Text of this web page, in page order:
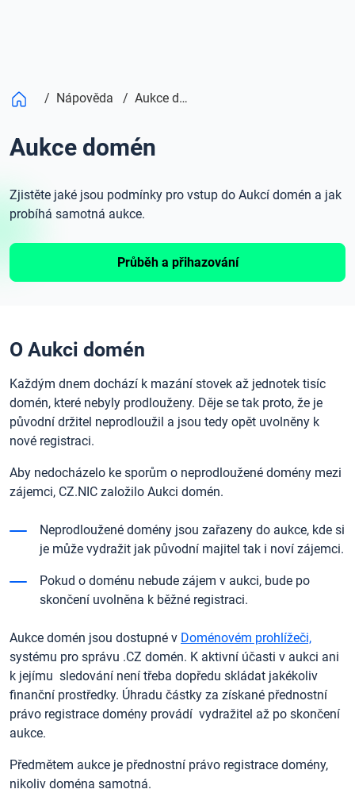
/ Nápověda / Aukce domén
Aukce domén
Zjistěte jaké jsou podmínky pro vstup do Aukcí domén a jak
probíhá samotná aukce.
Průběh a přihazování
O Aukci domén
Každým dnem dochází k mazání stovek až jednotek tisíc
domén, které nebyly prodlouženy. Děje se tak proto, že je
původní držitel neprodloužil a jsou tedy opět uvolněny k
nové registraci.
Aby nedocházelo ke sporům o neprodloužené domény mezi
zájemci, CZ.NIC založilo Aukci domén.
Neprodloužené domény jsou zařazeny do aukce, kde si
je může vydražit jak původní majitel tak i noví zájemci.
Pokud o doménu nebude zájem v aukci, bude po
skončení uvolněna k běžné registraci.
Aukce domén jsou dostupné v Doménovém prohlížeči,
systému pro správu .CZ domén. K aktivní účasti v aukci ani
k jejímu sledování není třeba dopředu skládat jakékoliv
finanční prostředky. Úhradu částky za získané přednostní
právo registrace domény provádí vydražitel až po skončení
aukce.
Předmětem aukce je přednostní právo registrace domény,
nikoliv doména samotná.